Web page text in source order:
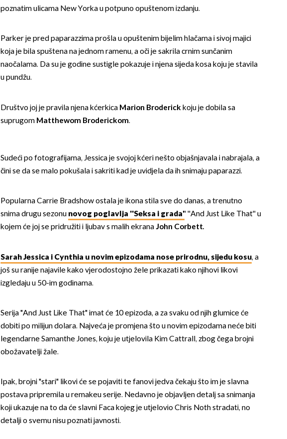
poznatim ulicama New Yorka u potpuno opuštenom izdanju.
Parker je pred paparazzima prošla u opuštenim bijelim hlačama i sivoj majici
koja je bila spuštena na jednom ramenu, a oči je sakrila crnim sunčanim
naočalama. Da su je godine sustigle pokazuje i njena sijeda kosa koju je stavila
u pundžu.
Društvo joj je pravila njena kćerkica Marion Broderickkoju je dobila sa
suprugom Matthewom Broderickom.
Sudeći po fotografijama, Jessica je svojoj kćeri nešto objašnjavala i nabrajala, a
čini se da se malo pokušala i sakriti kad je uvidjela da ih snimaju paparazzi.
Popularna Carrie Bradshow ostala je ikona stila sve do danas, a trenutno
snima drugu sezonu novog poglavlja ''Seksa i grada'' ''And Just Like That'' u
kojem će joj se pridružiti i ljubav s malih ekranaJohn Corbett.
Sarah Jessica i Cynthia u novim epizodama nose prirodnu, sijedu kosu, a
još su ranije najavile kako vjerodostojno žele prikazati kako njihovi likovi
izgledaju u 50-im godinama.
Serija "And Just Like That" imat će 10 epizoda, a za svaku od njih glumice će
dobiti po milijun dolara. Najveća je promjena što u novim epizodama neće biti
legendarne Samanthe Jones, koju je utjelovila Kim Cattrall, zbog čega brojni
obožavatelji žale.
Ipak, brojni "stari" likovi će se pojaviti te fanovi jedva čekaju što im je slavna
postava pripremila u remakeu serije. Nedavno je objavljen detalj sa snimanja
koji ukazuje na to da će slavni Faca kojeg je utjelovio Chris Noth stradati, no
detalji o svemu nisu poznati javnosti.